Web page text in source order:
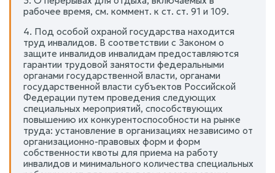
рабочее время, см. коммент. к ст. ст. 91 и 109.
4. Под особой охраной государства находится
труд инвалидов. В соответствии с Законом о
защите инвалидов инвалидам предоставляются
гарантии трудовой занятости федеральными
органами государственной власти, органами
государственной власти субъектов Российской
Федерации путем проведения следующих
специальных мероприятий, способствующих
повышению их конкурентоспособности на рынке
труда: установление в организациях независимо от
организационно-правовых форм и форм
собственности квоты для приема на работу
инвалидов и минимального количества специальных